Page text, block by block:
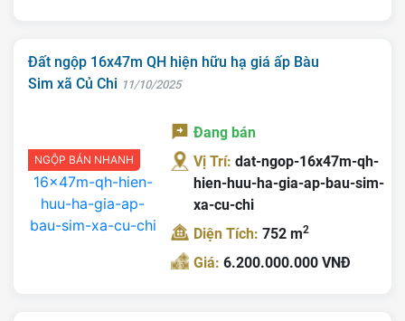
Đất ngộp 16x47m QH hiện hữu hạ giá ấp Bàu
Sim xã Củ Chi 11/10/2025
NGỘP BÁN NHANH
Đang bán
Vị Trí:dat-ngop-16x47m-qh-
hien-huu-ha-gia-ap-bau-sim-
xa-cu-chi
Diện Tích:752 m2
Giá:6.200.000.000 VNĐ